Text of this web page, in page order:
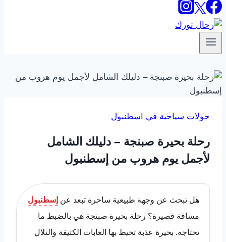
جولات سياحية في اسطنبول
رحلة بحيرة صبنجة – دليلك الشامل
لأجمل يوم هروب من إسطنبول
هل تبحث عن وجهة طبيعية ساحرة تبعد عن إسطنبول
مسافة قصيرة؟ رحلة بحيرة صبنجة هي بالضبط ما
تحتاجه. بحيرة عذبة تحيط بها الغابات الكثيفة والتلال